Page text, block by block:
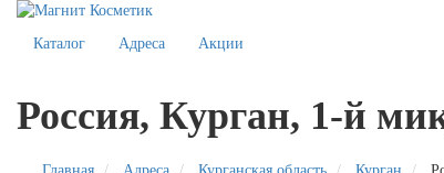
Каталог Адреса Акции
Россия, Курган, 1-й